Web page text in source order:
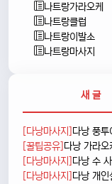
나트랑가라오케
나트랑클럽
나트랑이발소
나트랑마사지
새 글
[다낭마사지]다낭 풍
[꿀팁공유]다낭 가라
[다낭마사지]다낭 수
[다낭마사지]다낭 개